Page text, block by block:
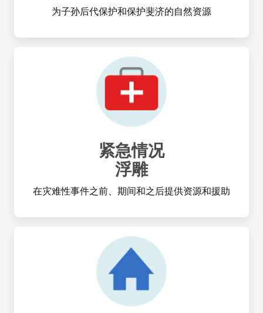
为子孙后代保护和保护斐济的自然资源
紧急情况
浮雕
在灾难性事件之前、期间和之后提供资源和援助